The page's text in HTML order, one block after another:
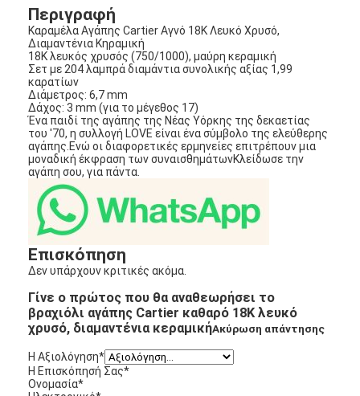
Περιγραφή
Καραμέλα Αγάπης Cartier Αγνό 18K Λευκό Χρυσό,
Διαμαντένια Κηραμική
18K λευκός χρυσός (750/1000), μαύρη κεραμική
Σετ με 204 λαμπρά διαμάντια συνολικής αξίας 1,99
καρατίων
Διάμετρος: 6,7 mm
Δάχος: 3 mm (για το μέγεθος 17)
Ένα παιδί της αγάπης της Νέας Υόρκης της δεκαετίας
του '70, η συλλογή LOVE είναι ένα σύμβολο της ελεύθερης
αγάπης.Ενώ οι διαφορετικές ερμηνείες επιτρέπουν μια
μοναδική έκφραση των συναισθημάτωνΚλείδωσε την
αγάπη σου, για πάντα.
Επισκόπηση
Δεν υπάρχουν κριτικές ακόμα.
Γίνε ο πρώτος που θα αναθεωρήσει το
βραχιόλι αγάπης Cartier καθαρό 18K λευκό
χρυσό, διαμαντένια κεραμικήΑκύρωση απάντησης
Η Αξιολόγηση*
Η Επισκόπησή Σας*
Ονομασία*